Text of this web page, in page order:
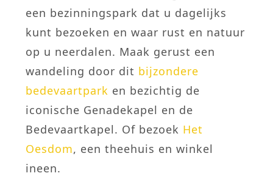
een bezinningspark dat u dagelijks
kunt bezoeken en waar rust en natuur
op u neerdalen. Maak gerust een
wandeling door dit bijzondere
bedevaartpark en bezichtig de
iconische Genadekapel en de
Bedevaartkapel. Of bezoek Het
Oesdom, een theehuis en winkel
ineen.